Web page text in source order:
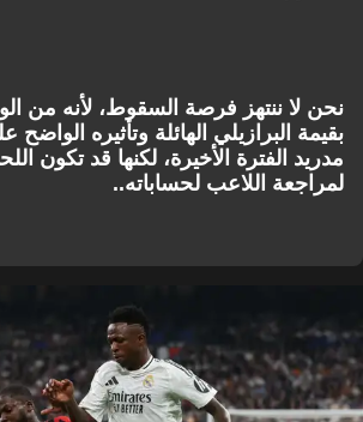
نحن لا ننتهز فرصة السقوط، لأنه من
بقيمة البرازيلي الهائلة وتأثيره
مدريد الفترة الأخيرة، لكنها قد تكون
لمراجعة اللاعب لحساباته..